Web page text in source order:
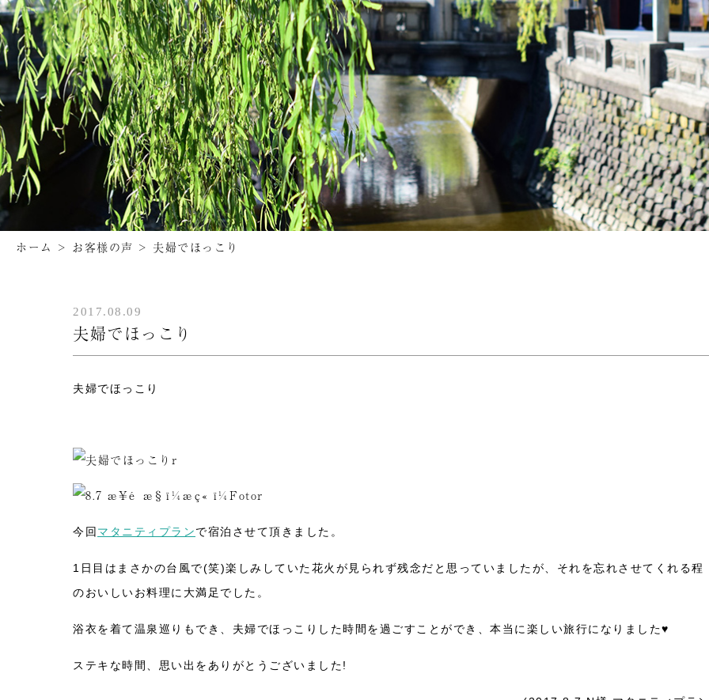
ホーム > お客様の声 > 夫婦でほっこり
2017.08.09
夫婦でほっこり
夫婦でほっこり
今回 マタニティプランで宿泊させて頂きました。
1日目はまさかの台風で(笑)楽しみしていた花火が見られず残念だと思っていましたが、それを忘れさせてくれる程
のおいしいお料理に大満足でした。
浴衣を着て温泉巡りもでき、夫婦でほっこりした時間を過ごすことができ、本当に楽しい旅行になりました♥
ステキな時間、思い出をありがとうございました!